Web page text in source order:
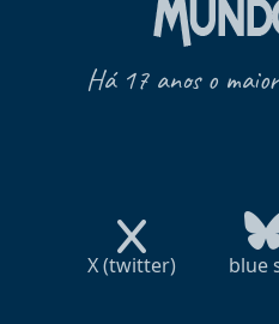
Há 17 anos o
X (twitter) blue